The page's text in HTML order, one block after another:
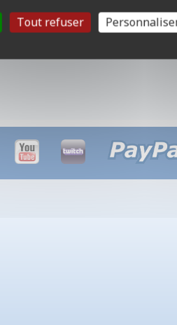
clés :
jeu de Cartes, familial, règles
Tout refuser